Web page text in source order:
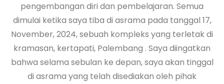
pengembangan diri dan pembelajaran. Semua
dimulai ketika saya tiba di asrama pada tanggal 17,
November, 2024, sebuah kompleks yang terletak di
kramasan, kertapati, Palembang . Saya diingatkan
bahwa selama sebulan ke depan, saya akan tinggal
di asrama yang telah disediakan oleh pihak